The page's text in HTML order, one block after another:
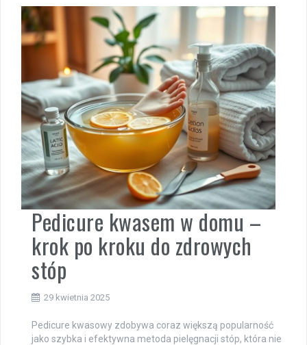
Pedicure kwasem w domu –
krok po kroku do zdrowych
stóp
29 kwietnia 2025
Pedicure kwasowy zdobywa coraz większą popularność
jako szybka i efektywna metoda pielęgnacji stóp, która nie